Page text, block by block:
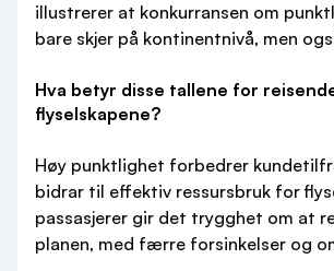
illustrerer at konkurransen om
bare skjer på kontinentnivå, men
Hva betyr disse tallene for
flyselskapene?
Høy punktlighet forbedrer
bidrar til effektiv ressursbruk for
passasjerer gir det trygghet om at
planen, med færre forsinkelser og